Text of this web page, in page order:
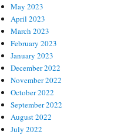
May 2023
April 2023
March 2023
February 2023
January 2023
December 2022
November 2022
October 2022
September 2022
August 2022
July 2022